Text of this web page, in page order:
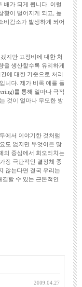
배가 되게 됩니다. 이럴
황이 벌어지게 되고, 높
비감소가 발생하게 되어
지만 고정비에 대한 처
을 생산할수록 유리하게
에 대한 기준으로 처리
니다. 제가 비록 예를 들
를 통해 얼마나 극적
것이 얼마나 무모한 방
에서 이야기한 것처럼
도 없지만 무엇이든 많
의 중심에서 회오리치는
장 극단적인 결정체 중
않는다면 결국 우리는
할 수 있는 근본적인
2009.04.27